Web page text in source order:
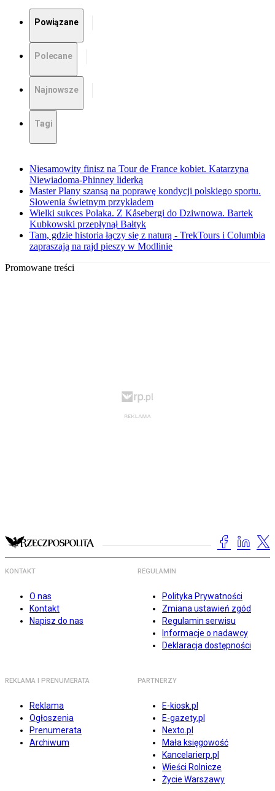
Powiązane
Polecane
Najnowsze
Tagi
Niesamowity finisz na Tour de France kobiet. Katarzyna
Niewiadoma-Phinney liderką
Master Plany szansą na poprawę kondycji polskiego sportu.
Słowenia świetnym przykładem
Wielki sukces Polaka. Z Kåsebergi do Dziwnowa. Bartek
Kubkowski przepłynął Bałtyk
Tam, gdzie historia łączy się z naturą - TrekTours i Columbia
zapraszają na rajd pieszy w Modlinie
Promowane treści
KONTAKT
O nas
Kontakt
Napisz do nas
REGULAMIN
Polityka Prywatności
Zmiana ustawień zgód
Regulamin serwisu
Informacje o nadawcy
Deklaracja dostępności
REKLAMA I PRENUMERATA
Reklama
Ogłoszenia
Prenumerata
Archiwum
PARTNERZY
E-kiosk.pl
E-gazety.pl
Nexto.pl
Mała księgowość
Kancelarierp.pl
Wieści Rolnicze
Życie Warszawy